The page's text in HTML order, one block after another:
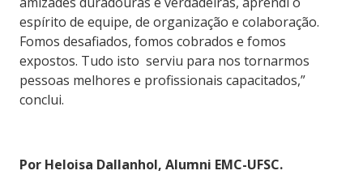
espírito de equipe, de organização e colaboração.
Fomos desafiados, fomos cobrados e fomos
expostos. Tudo isto serviu para nos tornarmos
pessoas melhores e profissionais capacitados,”
conclui.
Por Heloisa Dallanhol, Alumni EMC-UFSC.